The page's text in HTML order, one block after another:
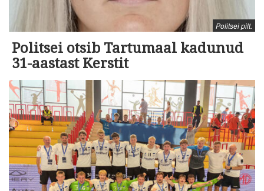
Politsei pilt.
Politsei otsib Tartumaal kadunud
31-aastast Kerstit